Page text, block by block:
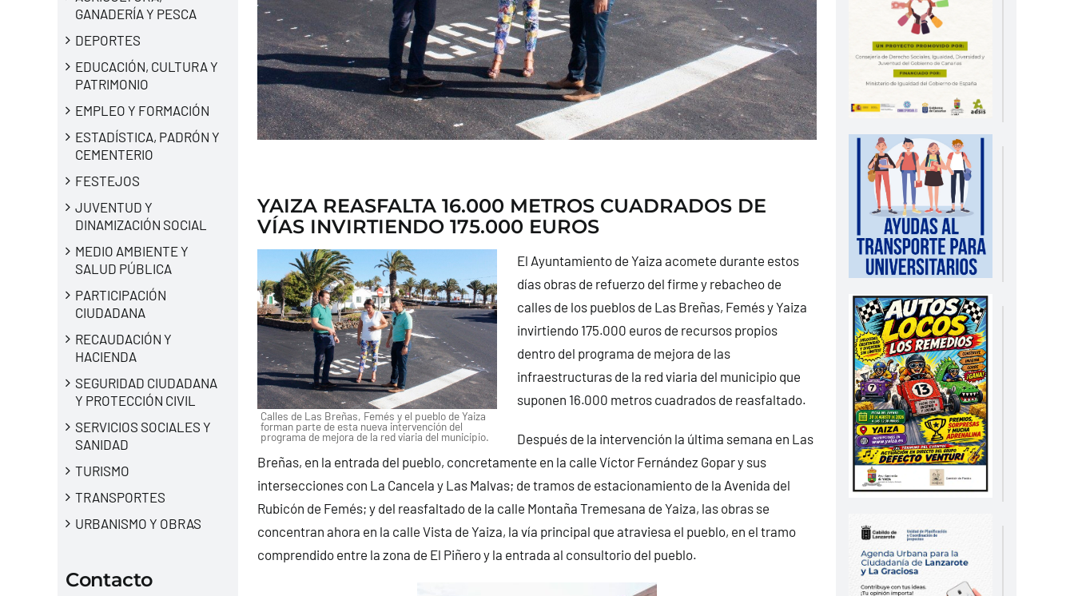
GANADERÍA Y PESCA
DEPORTES
EDUCACIÓN, CULTURA Y
PATRIMONIO
EMPLEO Y FORMACIÓN
ESTADÍSTICA, PADRÓN Y
CEMENTERIO
FESTEJOS
JUVENTUD Y
DINAMIZACIÓN SOCIAL
MEDIO AMBIENTE Y
SALUD PÚBLICA
PARTICIPACIÓN
CIUDADANA
RECAUDACIÓN Y
HACIENDA
SEGURIDAD CIUDADANA
Y PROTECCIÓN CIVIL
SERVICIOS SOCIALES Y
SANIDAD
TURISMO
TRANSPORTES
URBANISMO Y OBRAS
Contacto
YAIZA REASFALTA 16.000 METROS CUADRADOS DE
VÍAS INVIRTIENDO 175.000 EUROS
Calles de Las Breñas, Femés y el pueblo de Yaiza
forman parte de esta nueva intervención del
programa de mejora de la red viaria del municipio.
El Ayuntamiento de Yaiza acomete durante estos
días obras de refuerzo del firme y rebacheo de
calles de los pueblos de Las Breñas, Femés y Yaiza
invirtiendo 175.000 euros de recursos propios
dentro del programa de mejora de las
infraestructuras de la red viaria del municipio que
suponen 16.000 metros cuadrados de reasfaltado.
Después de la intervención la última semana en Las
Breñas, en la entrada del pueblo, concretamente en la calle Víctor Fernández Gopar y sus
intersecciones con La Cancela y Las Malvas; de tramos de estacionamiento de la Avenida del
Rubicón de Femés; y del reasfaltado de la calle Montaña Tremesana de Yaiza, las obras se
concentran ahora en la calle Vista de Yaiza, la vía principal que atraviesa el pueblo, en el tramo
comprendido entre la zona de El Piñero y la entrada al consultorio del pueblo.